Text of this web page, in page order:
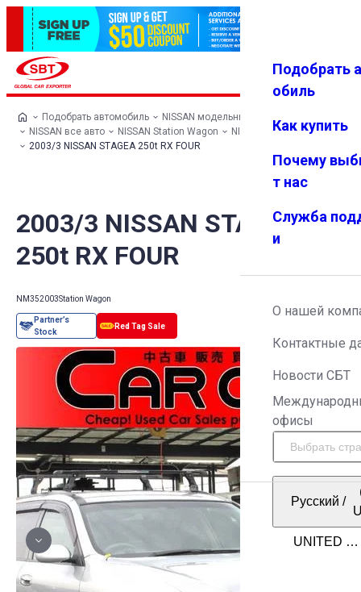
Избранн
Меню
Подобрать
обиль
Как купить
Почему
т нас
Служба
и
О нашей
Контактные
Новости СБТ
офисы
Русский /
Подобрать автомобиль
NISSAN модельный ряд
NISSAN все авто
NISSAN Station Wagon
NISSAN STAGEA
2003/3 NISSAN STAGEA 250t RX FOUR
2003/3 NISSAN STAGEA
250t RX FOUR
NM352003Station Wagon